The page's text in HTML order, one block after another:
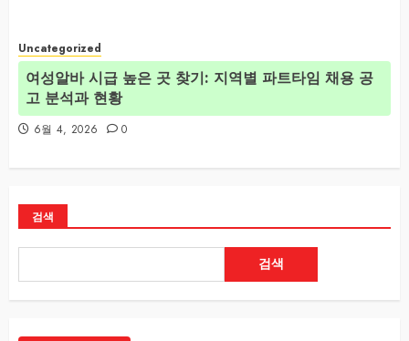
Uncategorized
여성알바 시급 높은 곳 찾기: 지역별 파트타임 채용 공
고 분석과 현황
6월 4, 2026 0
검색
검색